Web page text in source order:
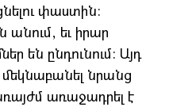
փաստին:
անում, եւ իրար
են ընդունում: Այդ
նրանց
առաջադրել է